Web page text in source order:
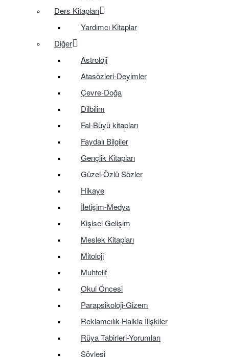
Ders Kitapları
Yardımcı Kitaplar
Diğer
Astroloji
Atasözleri-Deyimler
Çevre-Doğa
Dilbilim
Fal-Büyü kitapları
Faydalı Bilgiler
Gençlik Kitapları
Güzel-Özlü Sözler
Hikaye
İletişim-Medya
Kişisel Gelişim
Meslek Kitapları
Mitoloji
Muhtelif
Okul Öncesi
Parapsikoloji-Gizem
Reklamcılık-Halkla İlişkiler
Rüya Tabirleri-Yorumları
Söyleşi